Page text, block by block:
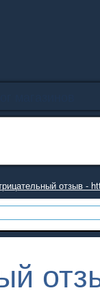
отзыв -